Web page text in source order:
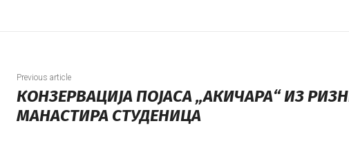
Previous article
КОНЗЕРВАЦИЈА ПОЈАСА „АКИЧАРА“ ИЗ
МАНАСТИРА СТУДЕНИЦА